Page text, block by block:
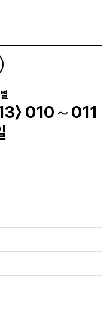
〉 010～011